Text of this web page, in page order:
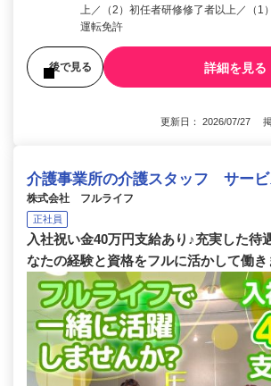
上／（2）初任者研修修了者以上／（1
運転免許
後で見る 詳細を見る
更新日： 2026/07/27
介護事業所の介護スタッフ サービ
株式会社 フルライフ
正社員
入社祝い金40万円支給あり♪充実した待
なたの経験と資格をフルに活かして働き